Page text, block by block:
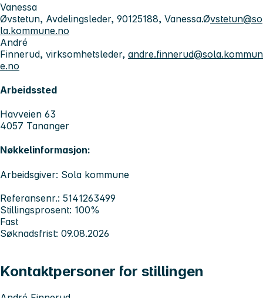
Vanessa
Øvstetun, Avdelingsleder, 90125188, Vanessa.Øvstetun@so
la.kommune.no
André
Finnerud, virksomhetsleder, andre.finnerud@sola.kommun
e.no
Arbeidssted
Havveien 63
4057 Tananger
Nøkkelinformasjon:
Arbeidsgiver: Sola kommune
Referansenr.: 5141263499
Stillingsprosent: 100%
Fast
Søknadsfrist: 09.08.2026
Kontaktpersoner for stillingen